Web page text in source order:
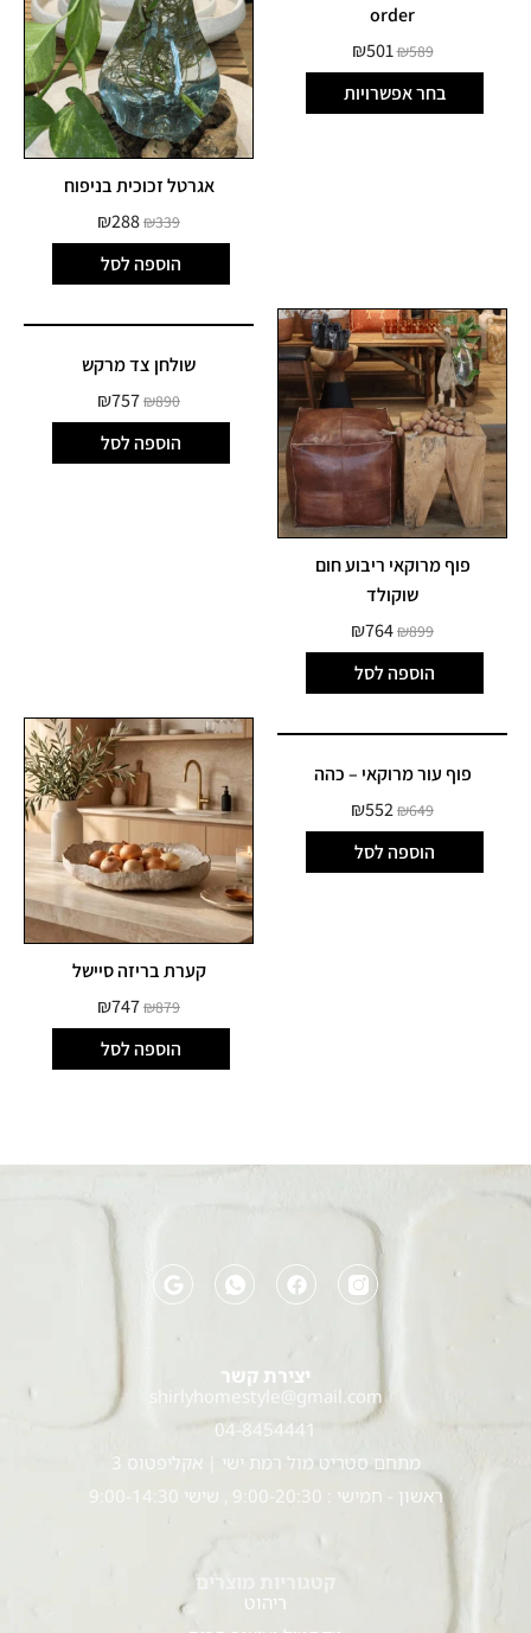
order
₪589
₪501
בחר אפשרויות
אגרטל זכוכית בניפוח
₪339
₪288
הוספה לסל
פוף מרוקאי ריבוע חום
שוקולד
₪899
₪764
הוספה לסל
שולחן צד מרקש
₪890
₪757
הוספה לסל
פוף עור מרוקאי – כהה
₪649
₪552
הוספה לסל
קערת בריזה סיישל
₪879
₪747
הוספה לסל
קטגוריות מוצרים
ריהוט
יצירת קשר
shirlyhomestyle@gmail.com
04-8454441
מתחם סטריט מול רמת ישי | אקליפטוס 3
ראשון - חמישי : 9:00-20:30 , שישי 9:00-14:30